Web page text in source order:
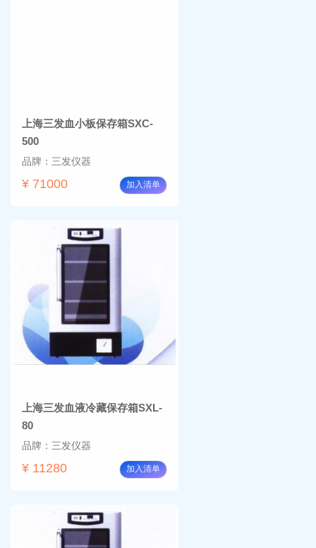
上海三发血小板保存箱SXC-
500
品牌：三发仪器
¥ 71000 加入清单
上海三发血液冷藏保存箱SXL-
80
品牌：三发仪器
¥ 11280 加入清单